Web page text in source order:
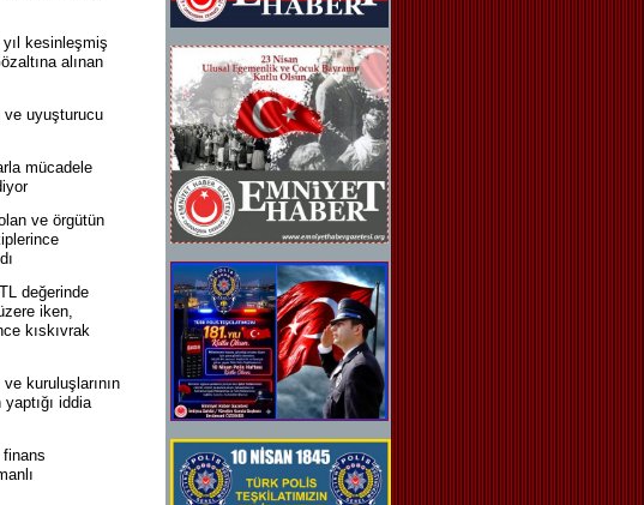
yıl kesinleşmiş
alınan
ve uyuşturucu
mücadele
ve örgütün
değerinde
iken,
kıskıvrak
kuruluşlarının
iddia